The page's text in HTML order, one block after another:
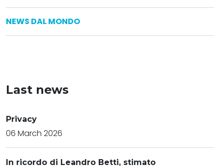
NEWS DAL MONDO
Last news
Privacy
06 March 2026
In ricordo di Leandro Betti, stimato